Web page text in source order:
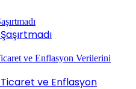
ve Enflasyon